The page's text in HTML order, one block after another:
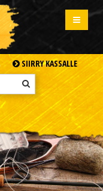
SIIRRY KASSALLE